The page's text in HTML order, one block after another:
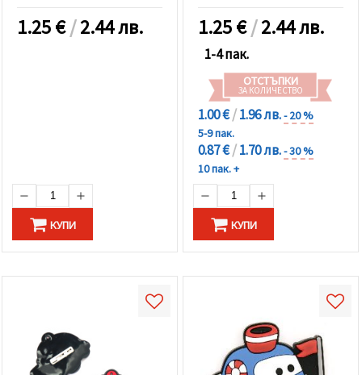
1.25€/2.44 лв.
КУПИ
1.25€/2.44 лв.
1-4 пак.
ОТСТЪПКИ
ЗА КОЛИЧЕСТВО
1.00 €/1.96 лв.- 20 %
5-9 пак.
0.87 €/1.70 лв.- 30 %
10 пак. +
КУПИ